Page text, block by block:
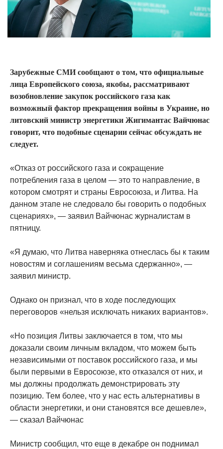
Зарубежные СМИ сообщают о том, что официальные
лица Европейского союза, якобы, рассматривают
возобновление закупок российского газа как
возможный фактор прекращения войны в Украине, но
литовский министр энергетики Жигимантас Вайчюнас
говорит, что подобные сценарии сейчас обсуждать не
следует.
«Отказ от российского газа и сокращение
потребления газа в целом — это то направление, в
котором смотрят и страны Евросоюза, и Литва. На
данном этапе не следовало бы говорить о подобных
сценариях», — заявил Вайчюнас журналистам в
пятницу.
«Я думаю, что Литва наверняка отнеслась бы к таким
новостям и соглашениям весьма сдержанно», —
заявил министр.
Однако он признал, что в ходе последующих
переговоров «нельзя исключать никаких вариантов».
«Но позиция Литвы заключается в том, что мы
доказали своим личным вкладом, что можем быть
независимыми от поставок российского газа, и мы
были первыми в Евросоюзе, кто отказался от них, и
мы должны продолжать демонстрировать эту
позицию. Тем более, что у нас есть альтернативы в
области энергетики, и они становятся все дешевле»,
— сказал Вайчюнас
Министр сообщил, что еще в декабре он поднимал